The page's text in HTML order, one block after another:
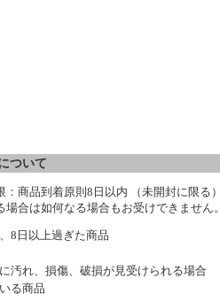
ついて
：商品到着原則8日以内 （未開封に限る）
場合は如何なる場合もお受けできません。
8日以上過ぎた商品
汚れ、損傷、破損が見受けられる場合
る商品